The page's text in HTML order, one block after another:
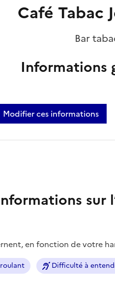
Café Tabac
Bar
Informations
Modifier ces informations
sur
en fonction de votre
Difficulté à